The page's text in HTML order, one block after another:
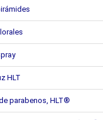
HLT
parabenos, HLT®